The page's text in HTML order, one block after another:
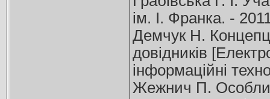
ім. І. Франка. -
Демчук Н.
довідників
інформаційні
Жежнич П.